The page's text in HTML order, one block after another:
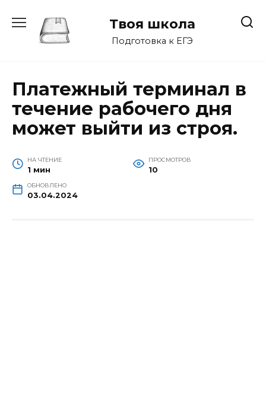
содержанию
Твоя школа
Подготовка к ЕГЭ
Платежный терминал в
течение рабочего дня
может выйти из строя.
НА ЧТЕНИЕ
1 мин
ПРОСМОТРОВ
10
ОБНОВЛЕНО
03.04.2024